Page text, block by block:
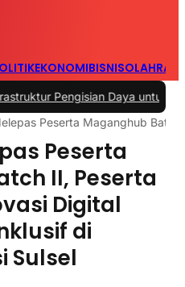
EKONOMIBISNIS
Daya untuk Mobil Listrik
Peserta Maganghub
Peserta
II, Peserta
Digital
di
Sulsel